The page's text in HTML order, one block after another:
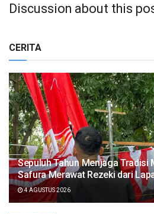
Discussion about this
CERITA
Sepuluh Tahun Menjaga Tradisi
Safura Merawat Rezeki dari
4 AGUSTUS 2026